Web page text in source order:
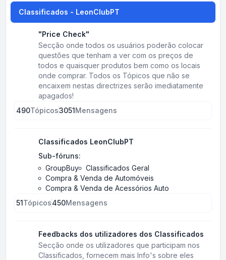
Classificados - LeonClubPT
"Price Check"
Secção onde todos os usuários poderão colocar
questões que tenham a ver com os preços de
todos e quaisquer produtos bem como os locais
onde comprar. Todos os Tópicos que não se
encaixem nestas directrizes serão imediatamente
apagados!
490Tópicos3051Mensagens
Classificados LeonClubPT
Sub-fóruns:
GroupBuy
Classificados Geral
Compra & Venda de Automóveis
Compra & Venda de Acessórios Auto
51Tópicos450Mensagens
Feedbacks dos utilizadores dos Classificados
Secção onde os utilizadores que participam nos
Classificados, fornecem mais Info's sobre eles